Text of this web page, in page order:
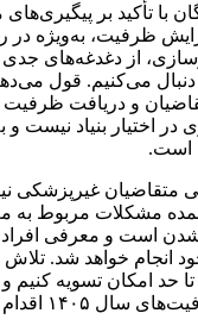
با تأکید بر
ظرفیت، به‌ویژه در
از دغدغه‌های
می‌کنیم. قول
و دریافت ظرفیت
اختیار بنیاد نیست و
است.
متقاضیان غیرپزشکی
مشکلات مربوط به
است و معرفی افراد
انجام خواهد شد. تلاش
حد امکان تسویه
۱۴۰۵ اقدام شود.